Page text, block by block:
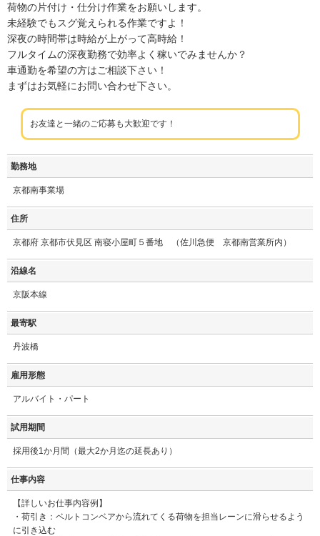
荷物の片付け・仕分け作業をお願いします。
未経験でもスグ覚えられる作業ですよ！
深夜の時間帯は時給が上がって高時給！
フルタイムの深夜勤務で効率よく稼いでみませんか？
車通勤を希望の方はご相談下さい！
まずはお気軽にお問い合わせ下さい。
お友達と一緒のご応募も大歓迎です！
勤務地
京都南事業場
住所
京都府 京都市伏見区 南寝小屋町５番地 （佐川急便 京都南営業所内）
沿線名
京阪本線
最寄駅
丹波橋
雇用形態
アルバイト・パート
試用期間
採用後1か月間（最大2か月迄の延長あり）
仕事内容
【詳しいお仕事内容例】
・荷引き：ベルトコンベアから流れてくる荷物を担当レーンに滑らせるよう
に引き込む